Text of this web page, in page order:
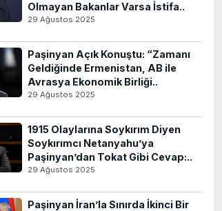
Olmayan Bakanlar Varsa İstifa..
29 Ağustos 2025
Paşinyan Açık Konuştu: “Zamanı
Geldiğinde Ermenistan, AB ile
Avrasya Ekonomik Birliği..
29 Ağustos 2025
1915 Olaylarına Soykırım Diyen
Soykırımcı Netanyahu’ya
Paşinyan’dan Tokat Gibi Cevap:..
29 Ağustos 2025
Paşinyan İran’la Sınırda İkinci Bir